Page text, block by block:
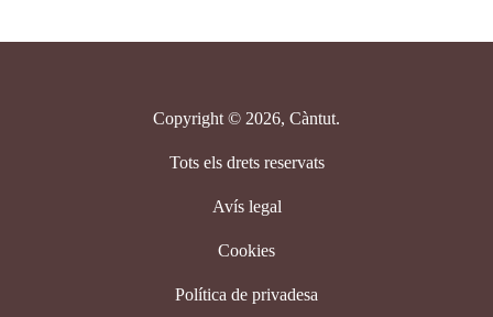
Copyright © 2026, Càntut.
Tots els drets reservats
Avís legal
Cookies
Política de privadesa